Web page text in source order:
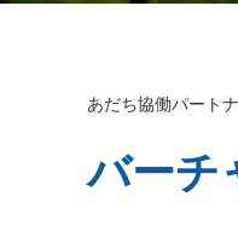
あだち協働パート
バーチ